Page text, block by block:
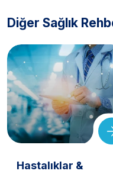
Diğer Sağlık
Hastalıklar &